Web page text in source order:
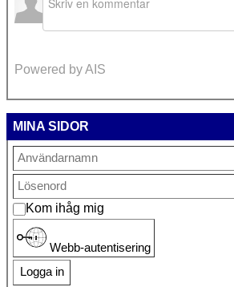
Powered by AIS
MINA SIDOR
Kom ihåg mig
Webb-autentisering
Logga in